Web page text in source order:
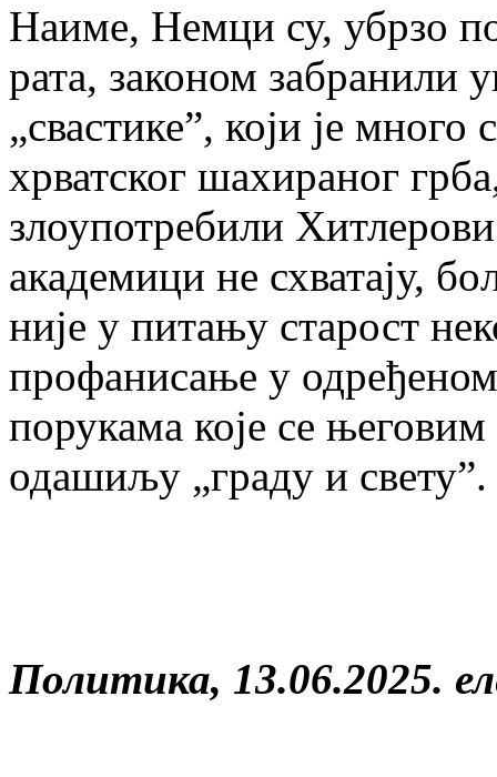
Наиме, Немци су, убрзо
рата, законом забранили
„свастике”, који је много
хрватског шахираног
злоупотребили
академици не схватају,
није у питању старост
профанисање у
порукама које се
одашиљу „граду и свету”.
Политика, 13.06.2025.